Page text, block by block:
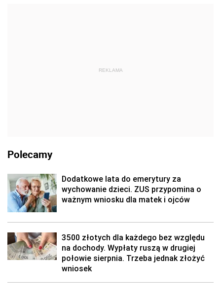
REKLAMA
Polecamy
Dodatkowe lata do emerytury za
wychowanie dzieci. ZUS przypomina o
ważnym wniosku dla matek i ojców
3500 złotych dla każdego bez względu
na dochody. Wypłaty ruszą w drugiej
połowie sierpnia. Trzeba jednak złożyć
wniosek